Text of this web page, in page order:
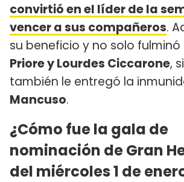
convirtió en el líder de la
vencer a sus compañeros.
su beneficio y no solo fulminó
Priore y Lourdes Ciccarone,
también le entregó la
Mancuso.
¿Cómo fue la gala de
nominación de Gran
del miércoles 1 de